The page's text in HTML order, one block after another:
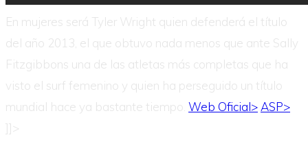
En mujeres será Tyler Wright quien defenderá el título
del año 2013, el que obtuvo nada menos que ante Sally
Fitzgibbons una de las atletas más completas que ha
visto el surf femenino y quien ha perseguido un título
mundial hace ya bastante tiempo. Web Oficial> ASP>
]]>